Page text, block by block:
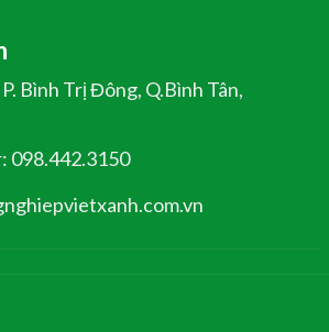
Bình Trị Đông, Q.Bình Tân,
098.442.3150